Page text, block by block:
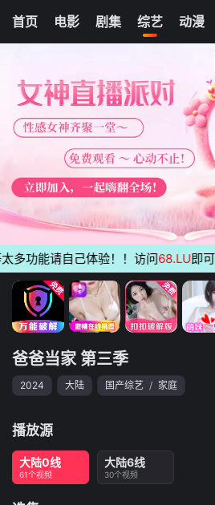
首页 电影 剧集 综艺 动漫
爸爸当家 第三季
能请自己体验！！访问 68.LU即可下载
爸爸当家 第三季
2024 大陆 国产综艺 / 家庭
播放源
大陆0线
61个视频
大陆6线
30个视频